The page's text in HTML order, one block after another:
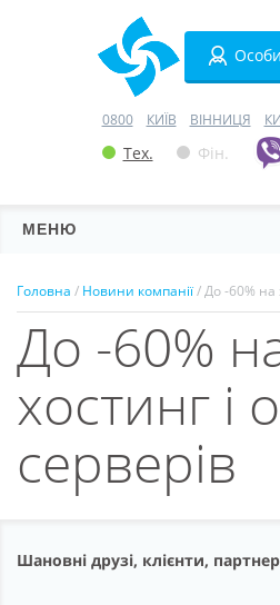
0800 КИЇВ ВІННИЦЯ
Тех. Фін.
МЕНЮ
Домени
VPN
SSL
Підтримка
Головна / Новини компанії/ До -60% на
До -60%
хостинг і
серверів
Шановні друзі, клієнти,